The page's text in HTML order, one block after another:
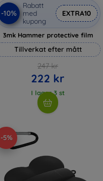
-10%
Rabatt
med
kupong
EXTRA10
3mk Hammer protective film
Tillverkat efter mått
247 kr
222 kr
I lager 3 st
-5%